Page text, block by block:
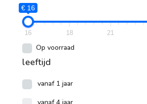
€ 16
16 18 21
Op voorraad
leeftijd
vanaf 1 jaar